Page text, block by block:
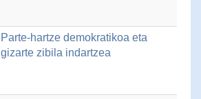
Parte-hartze demokratikoa eta
gizarte zibila indartzea